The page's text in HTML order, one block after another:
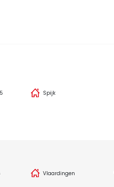
Spijk
Vlaardingen